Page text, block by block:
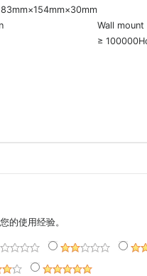
Wall mount
≥
的使用经验。